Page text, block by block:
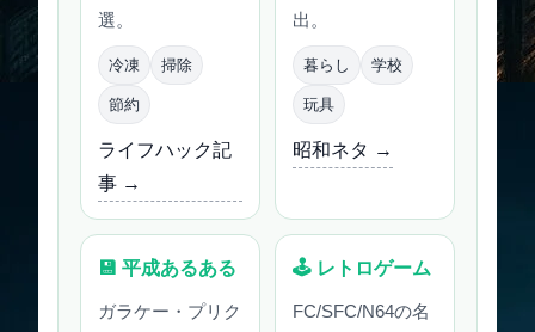
選。
冷凍 掃除
節約
ライフハック記
事 →
出。
暮らし 学校
玩具
昭和ネタ →
💾 平成あるある
ガラケー・プリク
🕹 レトロゲーム
FC/SFC/N64の名